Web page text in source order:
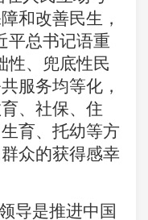
和改善民生，
平总书记语重
性、兜底性民
服务均等化，
、社保、住
育、托幼等方
众的获得感幸
导是推进中国